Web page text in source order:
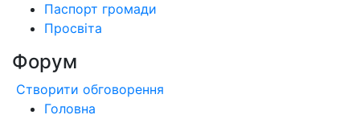
Паспорт громади
Просвіта
Форум
Створити обговорення
Головна